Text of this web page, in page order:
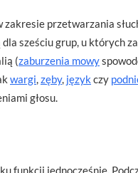
zakresie przetwarzania
sześciu grup, u których
(zaburzenia mowy
wargi,zęby, język czy
głosu.
funkcji jednocześnie.